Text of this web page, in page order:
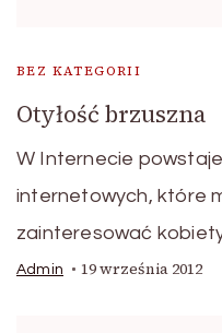
BEZ KATEGORII
Otyłość brzuszna
W Internecie
internetowych, które
zainteresować
Admin 19 września 2012